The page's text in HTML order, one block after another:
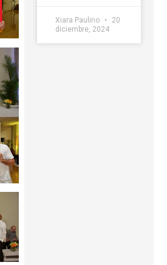
Xiara Paulino
20
diciembre, 2024